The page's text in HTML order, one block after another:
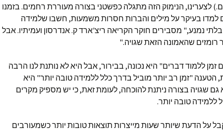
לצערינו, הנימוק הזה מתגלה כפשטני בצורה מעוררת רחמים. בזמנו
למדו בעיקר על מילים והברות חסרות משמעות, חשבו שלמידה
נמנע," מסבירים חוקר הקריאה ריצ'ארד ק. אנדרסון ועמיתיו. אבל
רומזים שהאמונה הזאת שגויה."
ללמוד דברים" היא נכונה, בבירור, אבל היא לא נותנת לנו הרבה
הטענה "זמן רב יותר מוביל בדרך כלל ללמידה טובה יותר" היא
גם שגויה בצורה ניתנת להוכחה, לעומת זאת, כי יש מספיק מקרים
ללמידה טובה יותר.
על הדעת שיותר שעות מייצרות תוצאות טובות יותר כשמעורבים